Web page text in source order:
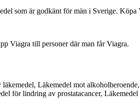
som är godkänt för män i Sverige.
Viagra till personer där man får Viagra.
Läkemedel mot
för lindring av prostatacancer,